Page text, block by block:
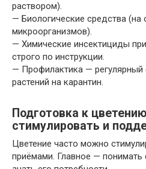
раствором).
— Биологические средства (на
микроорганизмов).
— Химические инсектициды
строго по инструкции.
— Профилактика — регулярный
растений на карантин.
Подготовка к
стимулировать и
Цветение часто можно
приёмами. Главное — понимать